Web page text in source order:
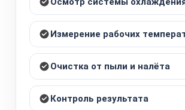
Измерение рабочих
Очистка от пыли и налёта
Контроль результата